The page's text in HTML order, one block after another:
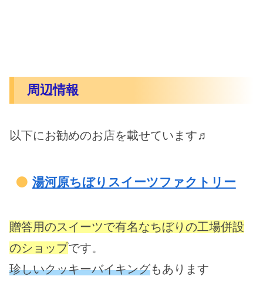
周辺情報
以下にお勧めのお店を載せています♬
湯河原ちぼりスイーツファクトリー
贈答用のスイーツで有名なちぼりの工場併設
のショップです。
珍しいクッキーバイキングもあります